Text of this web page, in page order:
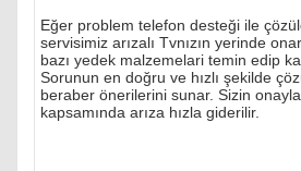
Eğer problem telefon desteği ile
servisimiz arızalı Tvnızın yerinde
bazı yedek malzemelari temin edip
Sorunun en doğru ve hızlı şekilde
beraber önerilerini sunar. Sizin
kapsamında arıza hızla giderilir.